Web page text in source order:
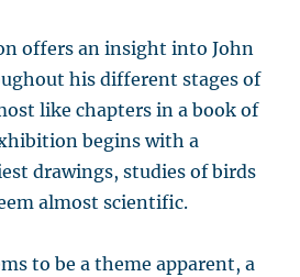
offers an insight into John
his different stages of
like chapters in a book of
begins with a
drawings, studies of birds
almost scientific.
to be a theme apparent, a